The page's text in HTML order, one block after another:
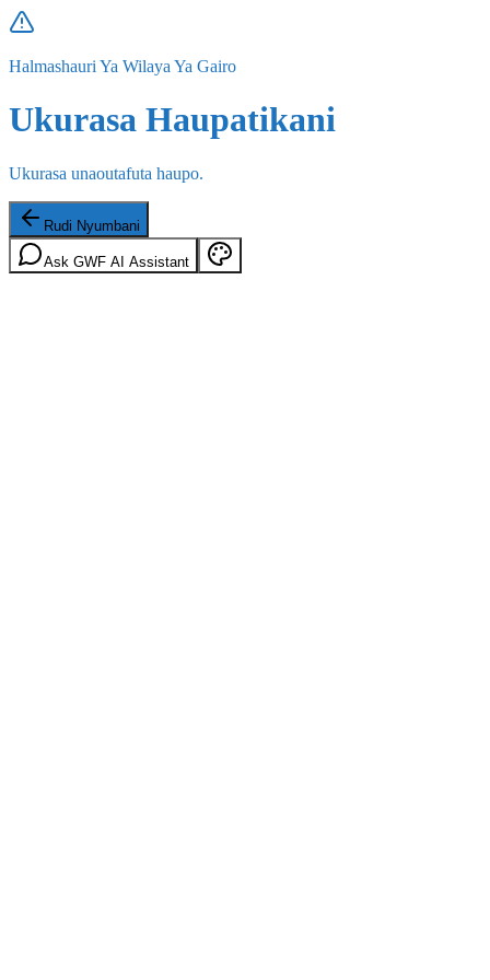
Halmashauri Ya Wilaya Ya Gairo
Ukurasa Haupatikani
Ukurasa unaoutafuta haupo.
Rudi Nyumbani
Ask GWF AI Assistant